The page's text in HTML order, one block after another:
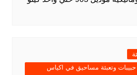
حبيبات وتعبئة مساحيق في اكياس